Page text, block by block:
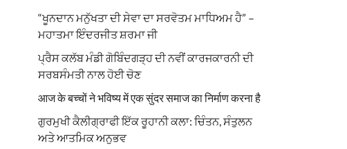
“ਖੂਨਦਾਨ ਮਨੁੱਖਤਾ ਦੀ ਸੇਵਾ ਦਾ ਸਰਵੋਤਮ ਮਾਧਿਅਮ ਹੈ” –
ਮਹਾਤਮਾ ਇੰਦਰਜੀਤ ਸ਼ਰਮਾ ਜੀ
ਪ੍ਰੈਸ ਕਲੱਬ ਮੰਡੀ ਗੋਬਿੰਦਗੜ੍ਹ ਦੀ ਨਵੀਂ ਕਾਰਜਕਾਰਨੀ ਦੀ
ਸਰਬਸੰਮਤੀ ਨਾਲ ਹੋਈ ਚੋਣ
आज के बच्चों ने भविष्य में एक सुंदर समाज का निर्माण करना है
ਗੁਰਮੁਖੀ ਕੈਲੀਗ੍ਰਾਫੀ ਇੱਕ ਰੂਹਾਨੀ ਕਲਾ: ਚਿੰਤਨ, ਸੰਤੁਲਨ
ਅਤੇ ਆਤਮਿਕ ਅਨੁਭਵ